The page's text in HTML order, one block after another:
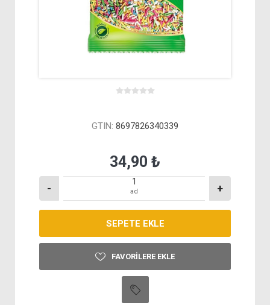
GTIN: 8697826340339
34,90 ₺
- ad +
FAVORILERE EKLE